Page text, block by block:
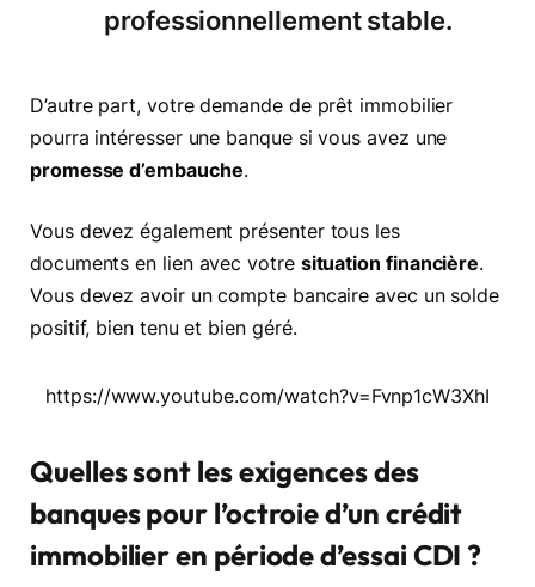
professionnellement stable.
D’autre part, votre demande de prêt immobilier
pourra intéresser une banque si vous avez une
promesse d’embauche.
Vous devez également présenter tous les
documents en lien avec votre situation financière.
Vous devez avoir un compte bancaire avec un solde
positif, bien tenu et bien géré.
https://www.youtube.com/watch?v=Fvnp1cW3XhI
Quelles sont les exigences des
banques pour l’octroie d’un crédit
immobilier en période d’essai CDI ?